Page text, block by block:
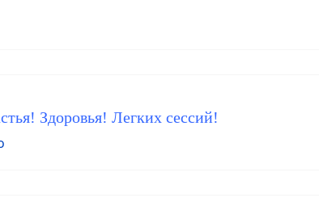
Здоровья! Легких сессий!